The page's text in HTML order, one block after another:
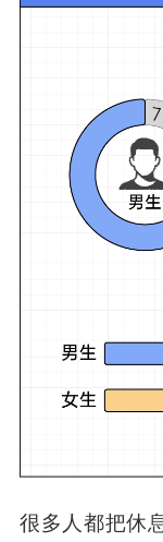
很多人都把休